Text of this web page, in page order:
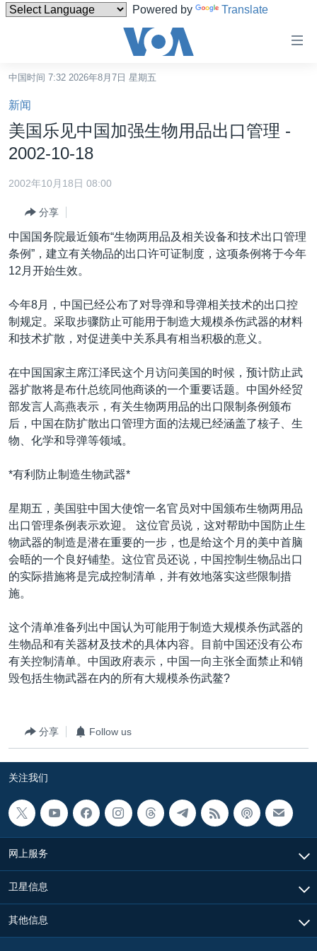
Powered by Translate
碍
链
接
跳
转
内
转
到
导
跳
转
到
索
国际
最新国际新闻
印太
欧洲
非洲
美洲
全球议题
分类新闻
经济·金融·贸易
人权·法律·宗教
科教·文娱·体健
军事
劳工
环境
美中关系
白宫要闻
国会报道
美中关系
美国建国250周年
埃博拉疫情
美国之音专访
重要讲话与声明
台海两岸关系
南中国海争端
关注西藏
关注新疆
GEN Z 看美国
VOA视频
VOA今日焦点
中文广播
关注我们
其他语言网站
中国时间 7:32 2026年8月7日 星期五
新闻
美国乐见中国加强生物用品出口管理 -
2002-10-18
2002年10月18日 08:00
分享
中国国务院最近颁布“生物两用品及相关设备和技术出口管理
条例”，建立有关物品的出口许可证制度，这项条例将于今年
12月开始生效。
今年8月，中国已经公布了对导弹和导弹相关技术的出口控
制规定。采取步骤防止可能用于制造大规模杀伤武器的材料
和技术扩散，对促进美中关系具有相当积极的意义。
在中国国家主席江泽民这个月访问美国的时候，预计防止武
器扩散将是布什总统同他商谈的一个重要话题。中国外经贸
部发言人高燕表示，有关生物两用品的出口限制条例颁布
后，中国在防扩散出口管理方面的法规已经涵盖了核子、生
物、化学和导弹等领域。
*有利防止制造生物武器*
星期五，美国驻中国大使馆一名官员对中国颁布生物两用品
出口管理条例表示欢迎。 这位官员说，这对帮助中国防止生
物武器的制造是潜在重要的一步，也是给这个月的美中首脑
会晤的一个良好铺垫。这位官员还说，中国控制生物品出口
的实际措施将是完成控制清单，并有效地落实这些限制措
施。
这个清单准备列出中国认为可能用于制造大规模杀伤武器的
生物品和有关器材及技术的具体内容。目前中国还没有公布
有关控制清单。中国政府表示，中国一向主张全面禁止和销
毁包括生物武器在内的所有大规模杀伤武鳌?
分享 Follow us
关注我们
网上服务
卫星信息
其他信息